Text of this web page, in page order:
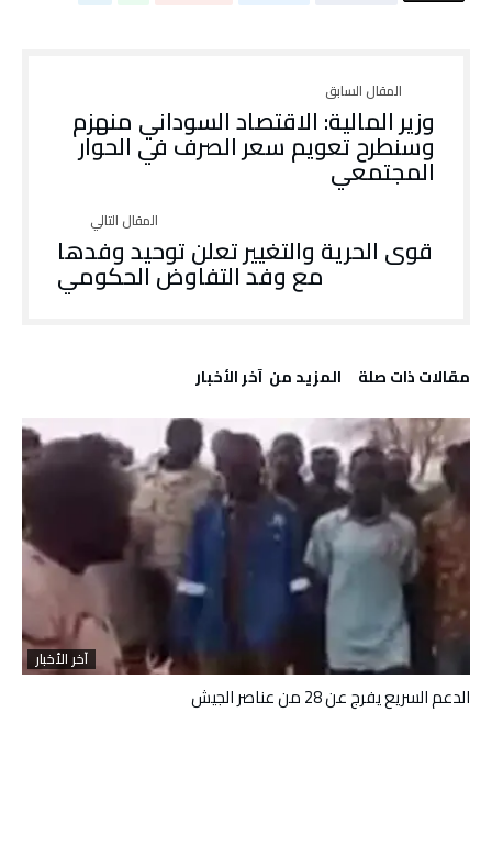
وزير المالية: الاقتصاد السوداني منهزم
وسنطرح تعويم سعر الصرف في الحوار
المجتمعي
قوى الحرية والتغيير تعلن توحيد وفدها
مع وفد التفاوض الحكومي
‫مقالات ذات صلة‬ ‫المزيد من ‬ آخر الأخبار
آخر الأخبار
الدعم السريع يفرج عن 28 من عناصر الجيش